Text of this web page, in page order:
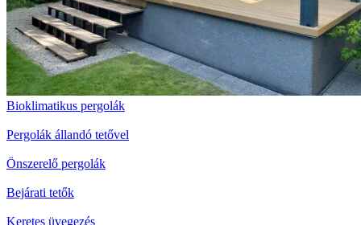
Bioklimatikus pergolák
Pergolák állandó tetővel
Önszerelő pergolák
Bejárati tetők
Keretes üvegezés